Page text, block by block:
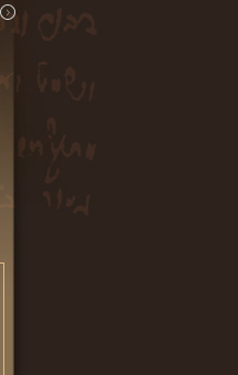
ליל א' בטבת בשעה